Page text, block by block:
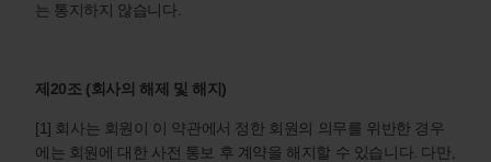
는 통지하지 않습니다.
제20조 (회사의 해제 및 해지)
[1] 회사는 회원이 이 약관에서 정한 회원의 의무를 위반한 경우
에는 회원에 대한 사전 통보 후 계약을 해지할 수 있습니다. 다만,